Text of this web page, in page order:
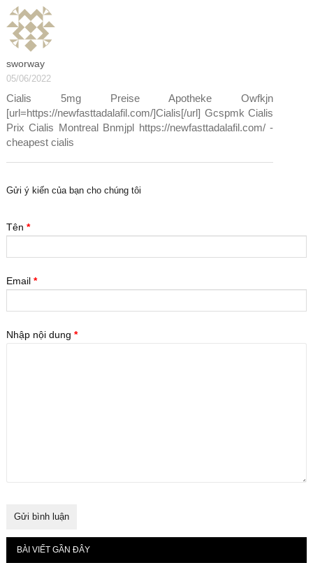
sworway
05/06/2022
Cialis 5mg Preise Apotheke Owfkjn
[url=https://newfasttadalafil.com/]Cialis[/url] Gcspmk Cialis
Prix Cialis Montreal Bnmjpl https://newfasttadalafil.com/ -
cheapest cialis
Gửi ý kiến của bạn cho chúng tôi
Tên *
Email *
Nhập nội dung *
BÀI VIẾT GẦN ĐÂY